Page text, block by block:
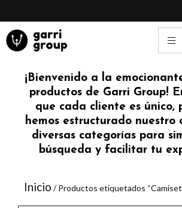
contenido
¡Bienvenido a la
productos de Garri Group!
que cada cliente es único,
hemos estructurado nuestro
diversas categorías para
búsqueda y facilitar tu
Inicio / Productos etiquetados